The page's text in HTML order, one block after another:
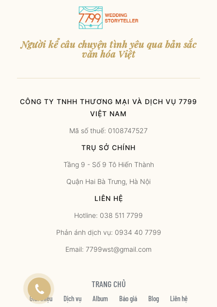
Người kể câu chuyện tình yêu qua bản sắc
văn hóa Việt
CÔNG TY TNHH THƯƠNG MẠI VÀ DỊCH VỤ 7799
VIỆT NAM
Mã số thuế: 0108747527
TRỤ SỞ CHÍNH
Tầng 9 - Số 9 Tô Hiến Thành
Quận Hai Bà Trưng, Hà Nội
LIÊN HỆ
Hotline: 038 511 7799
Phản ánh dịch vụ: 0934 40 7799
Email: 7799wst@gmail.com
TRANG CHỦ
Giới thiệu Dịch vụ Album Báo giá Blog Liên hệ